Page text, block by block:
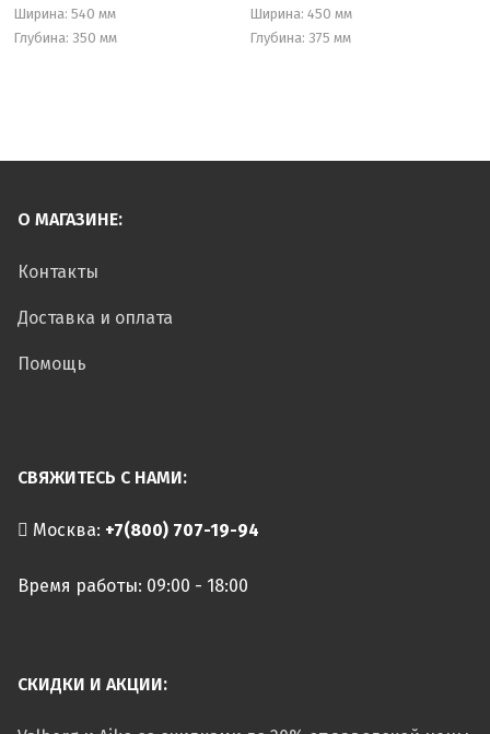
Ширина: 540 мм
Глубина: 350 мм
Ширина: 450 мм
Глубина: 375 мм
О МАГАЗИНЕ:
Контакты
Доставка и оплата
Помощь
СВЯЖИТЕСЬ С НАМИ:
Москва: +7(800) 707-19-94
Время работы: 09:00 - 18:00
СКИДКИ И АКЦИИ: